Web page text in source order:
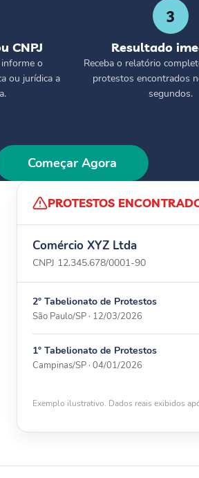
CNPJ
o
ou jurídica a
3
Resultado
Receba o relatório
protestos encontrados
segundos.
Começar Agora
PROTESTOS
Comércio XYZ Ltda
CNPJ 12.345.678/0001-90
2º Tabelionato de Protestos
São Paulo/SP · 12/03/2026
1º Tabelionato de Protestos
Campinas/SP · 04/01/2026
Exemplo ilustrativo. Dados reais exibidos